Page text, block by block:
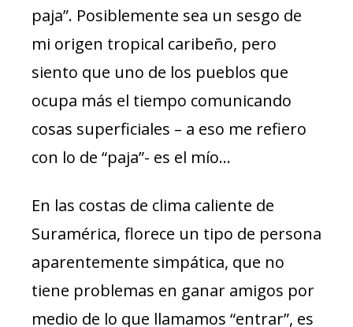
paja”. Posiblemente sea un sesgo de
mi origen tropical caribeño, pero
siento que uno de los pueblos que
ocupa más el tiempo comunicando
cosas superficiales – a eso me refiero
con lo de “paja”- es el mío…
En las costas de clima caliente de
Suramérica, florece un tipo de persona
aparentemente simpática, que no
tiene problemas en ganar amigos por
medio de lo que llamamos “entrar”, es